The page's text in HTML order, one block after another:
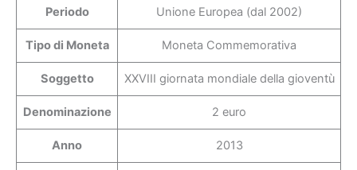
Periodo Unione Europea (dal 2002)
Tipo di Moneta Moneta Commemorativa
Soggetto XXVIII giornata mondiale della gioventù
Denominazione 2 euro
Anno 2013